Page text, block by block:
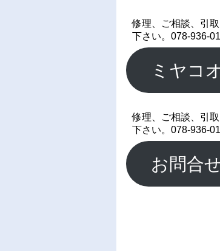
修理、ご相談、引
下さい。078-936-
ミヤコ
修理、ご相談、引
下さい。078-936-
お問合